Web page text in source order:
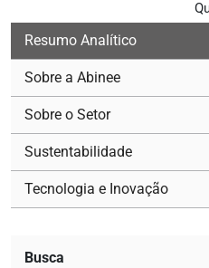
Resumo Analítico
Sobre a Abinee
Sobre o Setor
Sustentabilidade
Tecnologia e Inovação
Busca